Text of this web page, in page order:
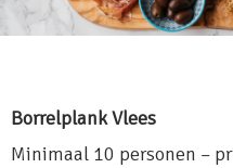
Borrelplank Vlees
Minimaal 10 personen –